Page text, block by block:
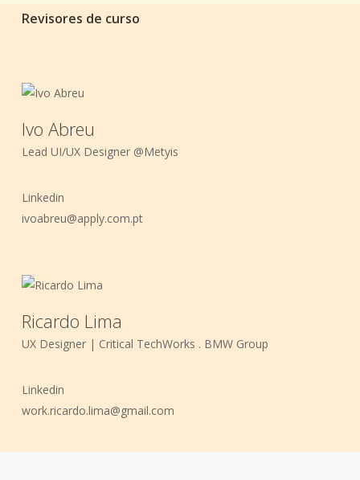
Revisores de curso
Ivo Abreu
Lead UI/UX Designer @Metyis
Linkedin
ivoabreu@apply.com.pt
Ricardo Lima
UX Designer | Critical TechWorks . BMW Group
Linkedin
work.ricardo.lima@gmail.com